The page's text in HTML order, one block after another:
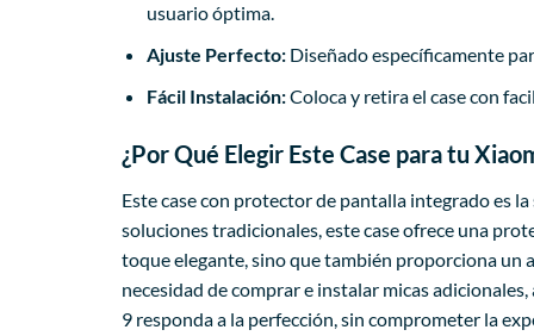
usuario óptima.
Ajuste Perfecto:Diseñado específicamente
Fácil Instalación:Coloca y retira el case con
¿Por Qué Elegir Este Case para tu
Este case con protector de pantalla integrado es
soluciones tradicionales, este case ofrece una
toque elegante, sino que también proporciona un
necesidad de comprar e instalar micas
9 responda a la perfección, sin comprometer la